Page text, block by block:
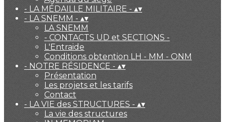
- LA MÉDAILLE MILITAIRE - ▴▾
- LA SNEMM - ▴▾
LA SNEMM
- CONTACTS UD et SECTIONS -
L'Entraide
Conditions obtention LH - MM - ONM
- NOTRE RÉSIDENCE - ▴▾
Présentation
Les projets et les tarifs
Contact
- LA VIE des STRUCTURES - ▴▾
La vie des structures